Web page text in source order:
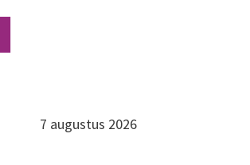
7 augustus 2026